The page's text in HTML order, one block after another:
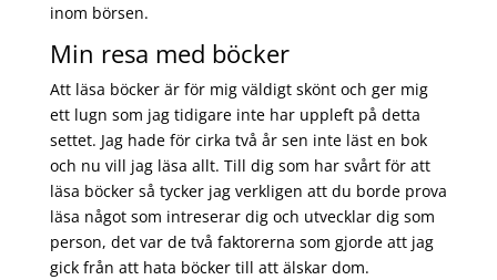
inom börsen.
Min resa med böcker
Att läsa böcker är för mig väldigt skönt och ger mig
ett lugn som jag tidigare inte har uppleft på detta
settet. Jag hade för cirka två år sen inte läst en bok
och nu vill jag läsa allt. Till dig som har svårt för att
läsa böcker så tycker jag verkligen att du borde prova
läsa något som intreserar dig och utvecklar dig som
person, det var de två faktorerna som gjorde att jag
gick från att hata böcker till att älskar dom.